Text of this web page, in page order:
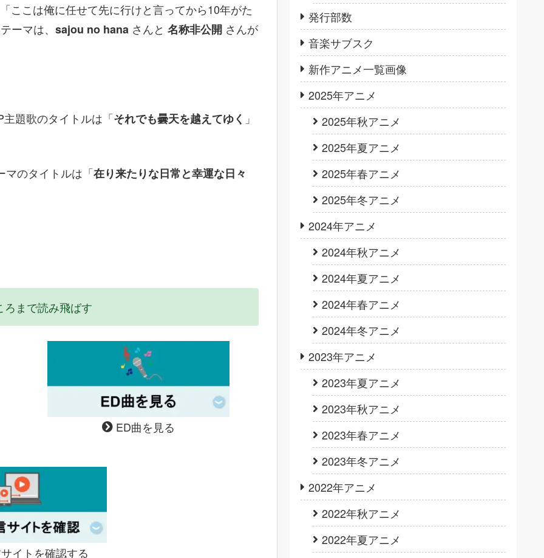
ここは俺に任せて先に行けと言ってから10年がた
ーマは、 sajou no hana さんと 名称非公開 さんが
題歌のタイトルは「それでも曇天を越えてゆく 」
のタイトルは「在り来たりな日常と幸運な日々
ろまで読み飛ばす
ED曲を見る
イトを確認する
発行部数
音楽サブスク
新作アニメ一覧画像
2025年アニメ
2025年秋アニメ
2025年夏アニメ
2025年春アニメ
2025年冬アニメ
2024年アニメ
2024年秋アニメ
2024年夏アニメ
2024年春アニメ
2024年冬アニメ
2023年アニメ
2023年夏アニメ
2023年秋アニメ
2023年春アニメ
2023年冬アニメ
2022年アニメ
2022年秋アニメ
2022年夏アニメ